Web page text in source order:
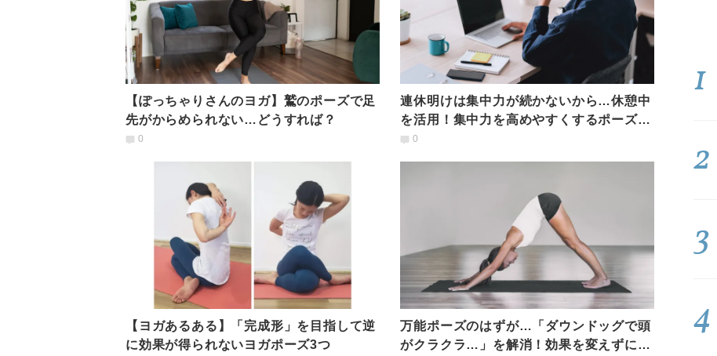
【ぽっちゃりさんのヨガ】鷲のポーズで足
先がからめられない…どうすれば？
0
連休明けは集中力が続かないから…休憩中
を活用！集中力を高めやすくするポーズ３
選0
【ヨガあるある】「完成形」を目指して逆
に効果が得られないヨガポーズ3つ
万能ポーズのはずが…「ダウンドッグで頭
がクラクラ…」を解消！効果を変えずにで
1
2
3
4